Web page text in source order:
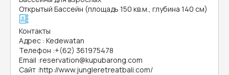
Открытый Бассейн (площадь 150 кв.м., глубина 140 см)
Контакты
Адрес : Kedewatan
Телефон :+(62) 361975478
Email :reservation@kupubarong.com
Сайт :http://www.jungleretreatbali.com/